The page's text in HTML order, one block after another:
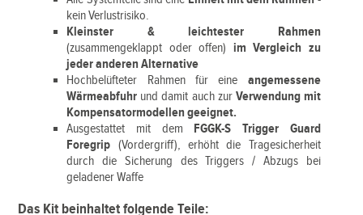
kein Verlustrisiko.
Kleinster & leichtester Rahmen
(zusammengeklappt oder offen) im Vergleich zu
jeder anderen Alternative
Hochbelüfteter Rahmen für eine angemessene
Wärmeabfuhr und damit auch zur Verwendung mit
Kompensatormodellen geeignet.
Ausgestattet mit dem FGGK-S Trigger Guard
Foregrip (Vordergriff), erhöht die Tragesicherheit
durch die Sicherung des Triggers / Abzugs bei
geladener Waffe
Das Kit beinhaltet folgende Teile: